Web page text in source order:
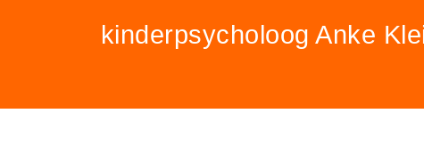
kinderpsycholoog Anke